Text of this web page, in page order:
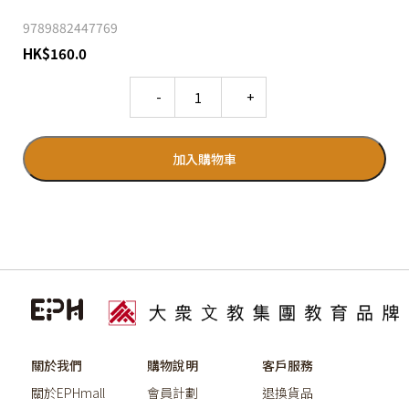
9789882447769
HK$160.0
加入購物車
關於我們
關於EPHmall
購物說明
會員計劃
客戶服務
退換貨品